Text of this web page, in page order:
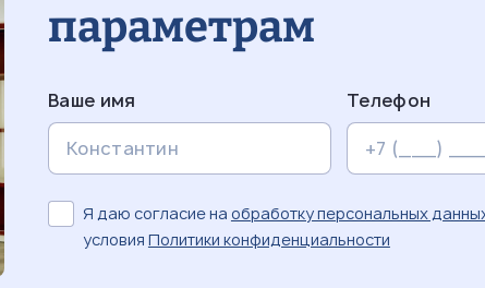
параметрам
Ваше имя Телефон
Я даю согласие на обработку персональных
условия Политики конфиденциальности